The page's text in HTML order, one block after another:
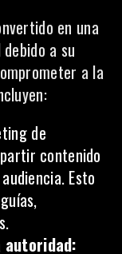
en una
a su
a la
de
contenido
Esto
autoridad: